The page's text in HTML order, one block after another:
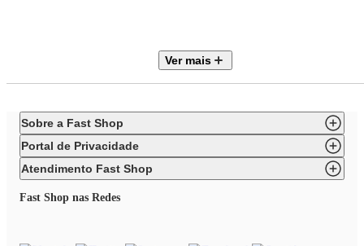
Dimensões: 400 x 300 x 3mm
Cor: Preto
Ver mais
Sobre a Fast Shop
Portal de Privacidade
Atendimento Fast Shop
Fast Shop nas Redes